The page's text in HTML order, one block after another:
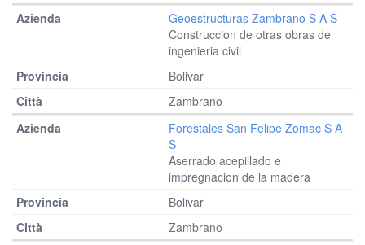
Geoestructuras Zambrano S A S
Construccion de otras obras de
ingenieria civil
Bolivar
Zambrano
Forestales San Felipe Zomac S A
S
Aserrado acepillado e
impregnacion de la madera
Bolivar
Zambrano